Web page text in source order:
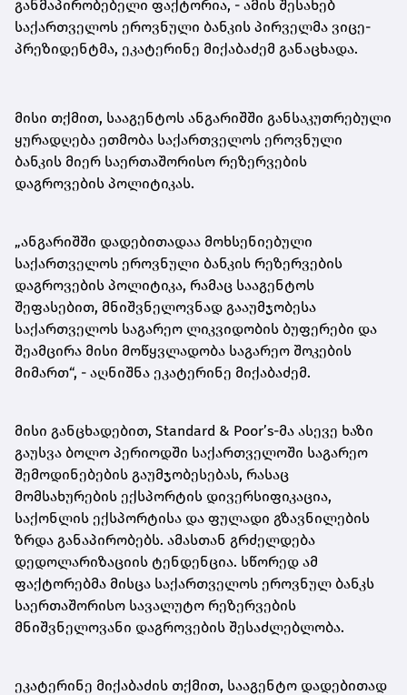
განმაპირობებელი ფაქტორია, - ამის შესახებ
საქართველოს ეროვნული ბანკის პირველმა ვიცე-
პრეზიდენტმა, ეკატერინე მიქაბაძემ განაცხადა.
მისი თქმით, სააგენტოს ანგარიშში განსაკუთრებული
ყურადღება ეთმობა საქართველოს ეროვნული
ბანკის მიერ საერთაშორისო რეზერვების
დაგროვების პოლიტიკას.
„ანგარიშში დადებითადაა მოხსენიებული
საქართველოს ეროვნული ბანკის რეზერვების
დაგროვების პოლიტიკა, რამაც სააგენტოს
შეფასებით, მნიშვნელოვნად გააუმჯობესა
საქართველოს საგარეო ლიკვიდობის ბუფერები და
შეამცირა მისი მოწყვლადობა საგარეო შოკების
მიმართ“, - აღნიშნა ეკატერინე მიქაბაძემ.
მისი განცხადებით, Standard & Poor’s-მა ასევე ხაზი
გაუსვა ბოლო პერიოდში საქართველოში საგარეო
შემოდინებების გაუმჯობესებას, რასაც
მომსახურების ექსპორტის დივერსიფიკაცია,
საქონლის ექსპორტისა და ფულადი გზავნილების
ზრდა განაპირობებს. ამასთან გრძელდება
დედოლარიზაციის ტენდენცია. სწორედ ამ
ფაქტორებმა მისცა საქართველოს ეროვნულ ბანკს
საერთაშორისო სავალუტო რეზერვების
მნიშვნელოვანი დაგროვების შესაძლებლობა.
ეკატერინე მიქაბაძის თქმით, სააგენტო დადებითად